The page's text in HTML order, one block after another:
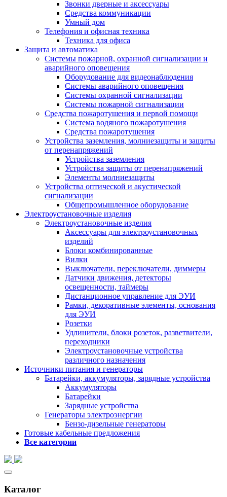
Звонки дверные и аксессуары
Средства коммуникации
Умный дом
Телефония и офисная техника
Техника для офиса
Защита и автоматика
Системы пожарной, охранной сигнализации и
аварийного оповещения
Оборудование для видеонаблюдения
Системы аварийного оповещения
Системы охранной сигнализации
Системы пожарной сигнализации
Средства пожаротушения и первой помощи
Система водяного пожаротушения
Средства пожаротушения
Устройства заземления, молниезащиты и защиты
от перенапряжений
Устройства заземления
Устройства защиты от перенапряжений
Элементы молниезащиты
Устройства оптической и акустической
сигнализации
Общепромышленное оборудование
Электроустановочные изделия
Электроустановочные изделия
Аксессуары для электроустановочных
изделий
Блоки комбинированные
Вилки
Выключатели, переключатели, диммеры
Датчики движения, детекторы
освещенности, таймеры
Дистанционное управление для ЭУИ
Рамки, декоративные элементы, основания
для ЭУИ
Розетки
Удлинители, блоки розеток, разветвители,
переходники
Электроустановочные устройства
различного назначения
Источники питания и генераторы
Батарейки, аккумуляторы, зарядные устройства
Аккумуляторы
Батарейки
Зарядные устройства
Генераторы электроэнергии
Бензо-дизельные генераторы
Готовые кабельные предложения
Все категории
Каталог